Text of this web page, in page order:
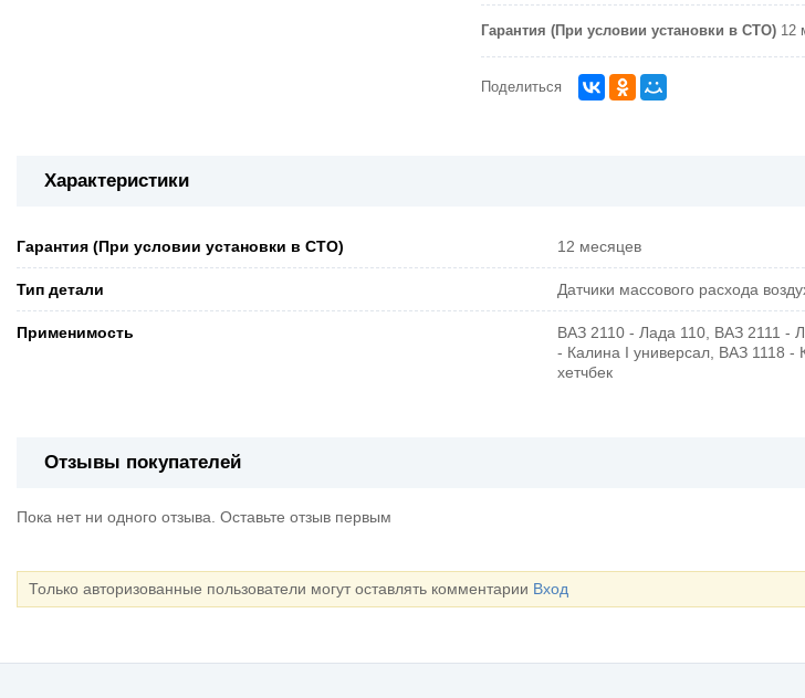
Гарантия (При условии установки в СТО) 12
Поделиться
Характеристики
Гарантия (При условии установки в СТО) 12 месяцев
Тип детали Датчики массового расхода
Применимость
ВАЗ 2110 - Лада 110, ВАЗ 2111 -
- Калина I универсал, ВАЗ 1118 -
хетчбек
Отзывы покупателей
Пока нет ни одного отзыва. Оставьте отзыв первым
Только авторизованные пользователи могут оставлять комментарии Вход